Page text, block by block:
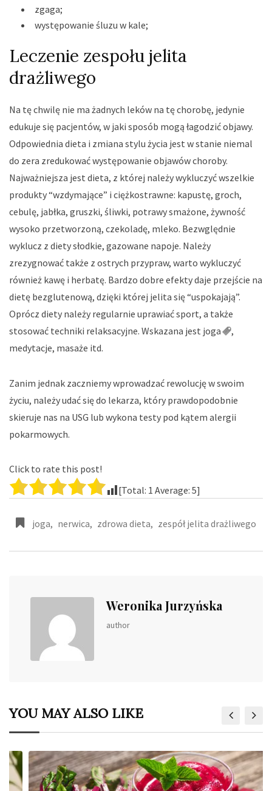
zgaga;
występowanie śluzu w kale;
Leczenie zespołu jelita
drażliwego
Na tę chwilę nie ma żadnych leków na tę chorobę, jedynie
edukuje się pacjentów, w jaki sposób mogą łagodzić objawy.
Odpowiednia dieta i zmiana stylu życia jest w stanie niemal
do zera zredukować występowanie objawów choroby.
Najważniejsza jest dieta, z której należy wykluczyć wszelkie
produkty “wzdymające” i ciężkostrawne: kapustę, groch,
cebulę, jabłka, gruszki, śliwki, potrawy smażone, żywność
wysoko przetworzoną, czekoladę, mleko. Bezwględnie
wyklucz z diety słodkie, gazowane napoje. Należy
zrezygnować także z ostrych przypraw, warto wykluczyć
również kawę i herbatę. Bardzo dobre efekty daje przejście na
dietę bezglutenową, dzięki której jelita się “uspokajają”.
Oprócz diety należy regularnie uprawiać sport, a także
stosować techniki relaksacyjne. Wskazana jest joga
,
medytacje, masaże itd.
Zanim jednak zaczniemy wprowadzać rewolucję w swoim
życiu, należy udać się do lekarza, który prawdopodobnie
skieruje nas na USG lub wykona testy pod kątem alergii
pokarmowych.
Click to rate this post!
[Total: 1 Average: 5]
joga, nerwica, zdrowa dieta, zespół jelita drażliwego
Weronika Jurzyńska
author
YOU MAY ALSO LIKE